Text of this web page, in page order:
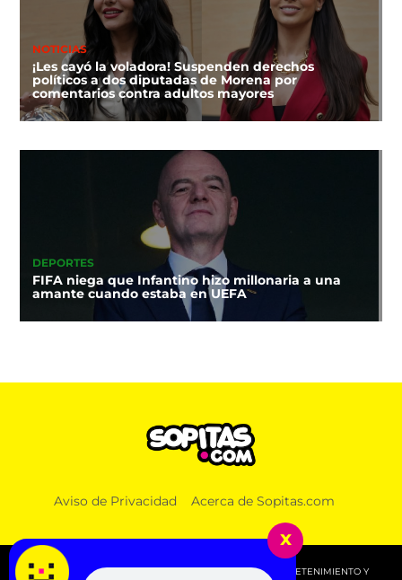
NOTICIAS
¡Les cayó la voladora! Suspenden derechos
políticos a dos diputadas de Morena por
comentarios contra adultos mayores
DEPORTES
FIFA niega que Infantino hizo millonaria a una
amante cuando estaba en UEFA
Aviso de Privacidad Acerca de Sopitas.com
© 2026 SOPITAS.COM - MÚSICA, NOTICIAS, DEPORTES, ENTRETENIMIENTO Y
x